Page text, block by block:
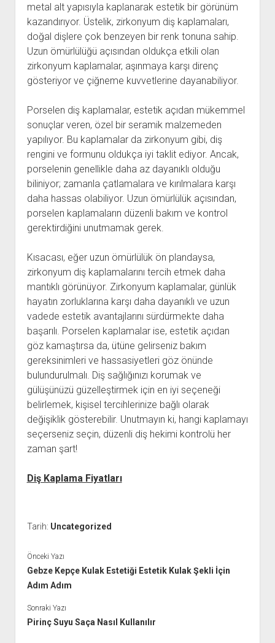
metal alt yapısıyla kaplanarak estetik bir görünüm
kazandırıyor. Üstelik, zirkonyum diş kaplamaları,
doğal dişlere çok benzeyen bir renk tonuna sahip.
Uzun ömürlülüğü açısından oldukça etkili olan
zirkonyum kaplamalar, aşınmaya karşı direnç
gösteriyor ve çiğneme kuvvetlerine dayanabiliyor.
Porselen diş kaplamalar, estetik açıdan mükemmel
sonuçlar veren, özel bir seramik malzemeden
yapılıyor. Bu kaplamalar da zirkonyum gibi, diş
rengini ve formunu oldukça iyi taklit ediyor. Ancak,
porselenin genellikle daha az dayanıklı olduğu
biliniyor; zamanla çatlamalara ve kırılmalara karşı
daha hassas olabiliyor. Uzun ömürlülük açısından,
porselen kaplamaların düzenli bakım ve kontrol
gerektirdiğini unutmamak gerek.
Kısacası, eğer uzun ömürlülük ön plandaysa,
zirkonyum diş kaplamalarını tercih etmek daha
mantıklı görünüyor. Zirkonyum kaplamalar, günlük
hayatın zorluklarına karşı daha dayanıklı ve uzun
vadede estetik avantajlarını sürdürmekte daha
başarılı. Porselen kaplamalar ise, estetik açıdan
göz kamaştırsa da, ütüne gelirseniz bakım
gereksinimleri ve hassasiyetleri göz önünde
bulundurulmalı. Diş sağlığınızı korumak ve
gülüşünüzü güzelleştirmek için en iyi seçeneği
belirlemek, kişisel tercihlerinize bağlı olarak
değişiklik gösterebilir. Unutmayın ki, hangi kaplamayı
seçerseniz seçin, düzenli diş hekimi kontrolü her
zaman şart!
Diş Kaplama Fiyatları
Tarih: Uncategorized
Önceki Yazı
Gebze Kepçe Kulak Estetiği Estetik Kulak Şekli İçin
Adım Adım
Sonraki Yazı
Pirinç Suyu Saça Nasıl Kullanılır